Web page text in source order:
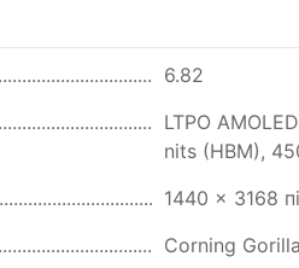
6.82
LTPO
nits (HBM),
1440 x 3168
Corning